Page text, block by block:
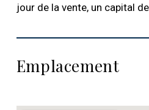
jour de la vente, un capital
Emplacement